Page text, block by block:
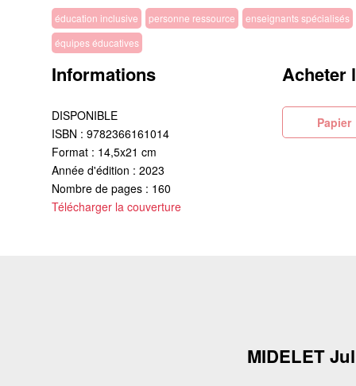
éducation inclusive personne ressource
enseignants spécialisés
équipes éducatives
Informations
DISPONIBLE
ISBN : 9782366161014
Format : 14,5x21 cm
Année d'édition : 2023
Nombre de pages : 160
Télécharger la couverture
Acheter
MIDELET